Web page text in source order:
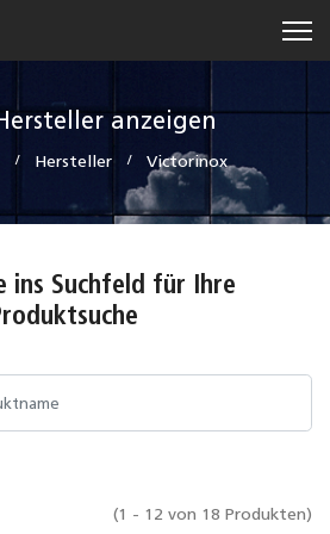
anzeigen
Hersteller Victorinox
ins Suchfeld für Ihre
(1 - 12 von 18 Produkten)